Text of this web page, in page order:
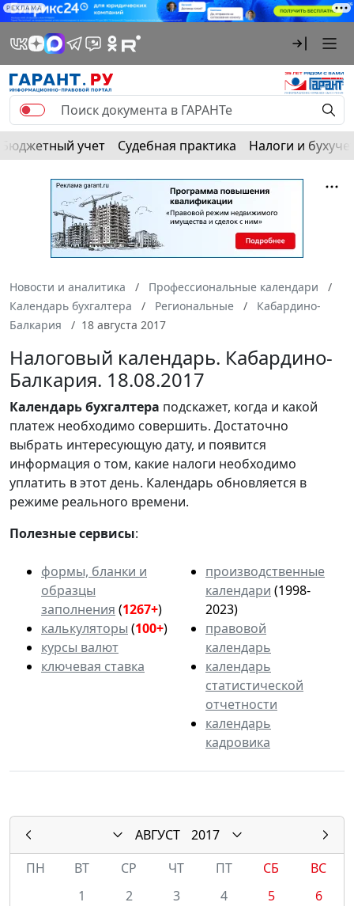
РЕКЛАМА
Бюджетный учет Судебная практика Налоги и
Новости и аналитика
Профессиональные календари
Календарь бухгалтера
Региональные
Кабардино-
Балкария
18 августа 2017
Налоговый календарь. Кабардино-
Балкария. 18.08.2017
Календарьбухгалтера подскажет, когда и какой
платеж необходимо совершить. Достаточно
выбрать интересующую дату, и появится
информация о том, какие налоги необходимо
уплатить в этот день. Календарь обновляется в
режиме реального времени.
Полезные сервисы:
формы, бланки и
образцы
заполнения (1267+)
калькуляторы (100+)
курсы валют
ключевая ставка
производственные
календари (1998-
2023)
правовой
календарь
календарь
статистической
отчетности
календарь
кадровика
АВГУСТ
2017
ПН
ВТ СР ЧТ ПТ СБ
ВС
1
2 3 4 5
6